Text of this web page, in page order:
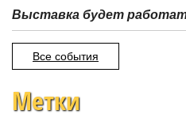
Выставка будет
Все события
Метки